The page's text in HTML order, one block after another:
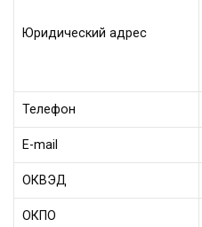
Юридический адрес
Телефон
Е-mail
ОКВЭД
ОКПО